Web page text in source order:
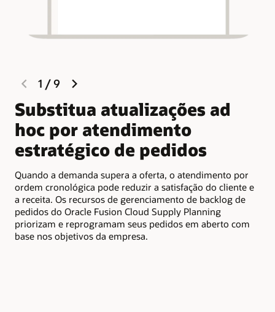
previous
slide
1 /9
Substitua atualizações ad
hoc por atendimento
estratégico de pedidos
Quando a demanda supera a oferta, o atendimento por
ordem cronológica pode reduzir a satisfação do cliente e
a receita. Os recursos de gerenciamento de backlog de
pedidos do Oracle Fusion Cloud Supply Planning
priorizam e reprogramam seus pedidos em aberto com
base nos objetivos da empresa.